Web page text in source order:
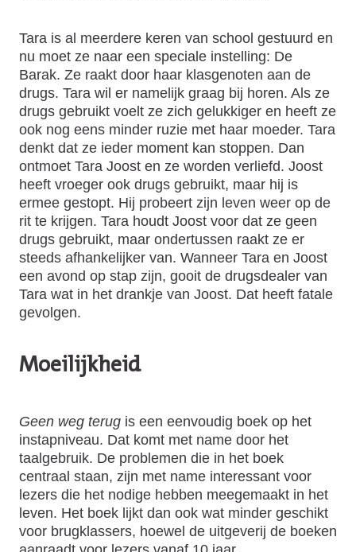
Tara is al meerdere keren van school gestuurd en
nu moet ze naar een speciale instelling: De
Barak. Ze raakt door haar klasgenoten aan de
drugs. Tara wil er namelijk graag bij horen. Als ze
drugs gebruikt voelt ze zich gelukkiger en heeft ze
ook nog eens minder ruzie met haar moeder. Tara
denkt dat ze ieder moment kan stoppen. Dan
ontmoet Tara Joost en ze worden verliefd. Joost
heeft vroeger ook drugs gebruikt, maar hij is
ermee gestopt. Hij probeert zijn leven weer op de
rit te krijgen. Tara houdt Joost voor dat ze geen
drugs gebruikt, maar ondertussen raakt ze er
steeds afhankelijker van. Wanneer Tara en Joost
een avond op stap zijn, gooit de drugsdealer van
Tara wat in het drankje van Joost. Dat heeft fatale
gevolgen.
Moeilijkheid
Geen weg terug is een eenvoudig boek op het
instapniveau. Dat komt met name door het
taalgebruik. De problemen die in het boek
centraal staan, zijn met name interessant voor
lezers die het nodige hebben meegemaakt in het
leven. Het boek lijkt dan ook wat minder geschikt
voor brugklassers, hoewel de uitgeverij de boeken